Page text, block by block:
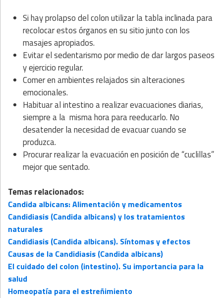
Si hay prolapso del colon utilizar la tabla inclinada para
recolocar estos órganosen su sitio junto con los
masajes apropiados.
Evitar el sedentarismo por medio de dar largos paseos
y ejercicio regular.
Comer en ambientes relajados sin alteraciones
emocionales.
Habituar al intestino a realizar evacuaciones diarias,
siempre a la mismahora para reeducarlo. No
desatender la necesidad de evacuar cuando se
produzca.
Procurar realizar la evacuación en posición de “cuclillas”
mejor que sentado.
Temas relacionados:
Candida albicans: Alimentación y medicamentos
Candidiasis (Candida albicans) y los tratamientos
naturales
Candidiasis (Candida albicans). Síntomas y efectos
Causas de la Candidiasis (Candida albicans)
El cuidado del colon (intestino). Su importancia para la
salud
Homeopatía para el estreñimiento